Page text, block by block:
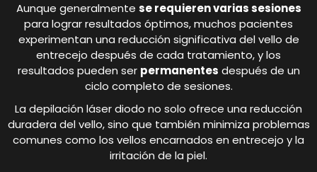
Aunque generalmente se requieren varias sesiones
para lograr resultados óptimos, muchos pacientes
experimentan una reducción significativa del vello de
entrecejo después de cada tratamiento, y los
resultados pueden ser permanentes después de un
ciclo completo de sesiones.
La depilación láser diodo no solo ofrece una reducción
duradera del vello, sino que también minimiza problemas
comunes como los vellos encarnados en entrecejo y la
irritación de la piel.